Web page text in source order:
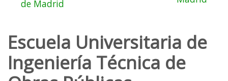
de Madrid
Escuela Universitaria de
Ingeniería Técnica de